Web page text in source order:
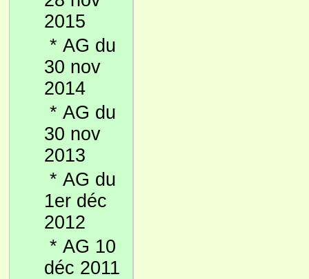
2015
* AG du
30 nov
2014
* AG du
30 nov
2013
* AG du
1er déc
2012
* AG 10
déc 2011